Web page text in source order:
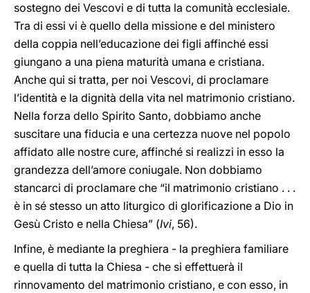
sostegno dei Vescovi e di tutta la comunità ecclesiale.
Tra di essi vi è quello della missione e del ministero
della coppia nell’educazione dei figli affinché essi
giungano a una piena maturità umana e cristiana.
Anche qui si tratta, per noi Vescovi, di proclamare
l’identità e la dignità della vita nel matrimonio cristiano.
Nella forza dello Spirito Santo, dobbiamo anche
suscitare una fiducia e una certezza nuove nel popolo
affidato alle nostre cure, affinché si realizzi in esso la
grandezza dell’amore coniugale. Non dobbiamo
stancarci di proclamare che “il matrimonio cristiano . . .
è in sé stesso un atto liturgico di glorificazione a Dio in
Gesù Cristo e nella Chiesa” (Ivi, 56).
Infine, è mediante la preghiera - la preghiera familiare
e quella di tutta la Chiesa - che si effettuerà il
rinnovamento del matrimonio cristiano, e con esso, in